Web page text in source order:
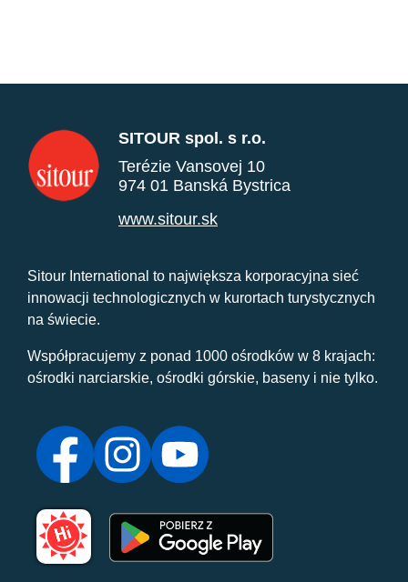
SITOUR spol. s r.o.
Terézie Vansovej 10
974 01 Banská Bystrica
www.sitour.sk
Sitour International to największa korporacyjna sieć
innowacji technologicznych w kurortach turystycznych
na świecie.
Współpracujemy z ponad 1000 ośrodków w 8 krajach:
ośrodki narciarskie, ośrodki górskie, baseny i nie tylko.